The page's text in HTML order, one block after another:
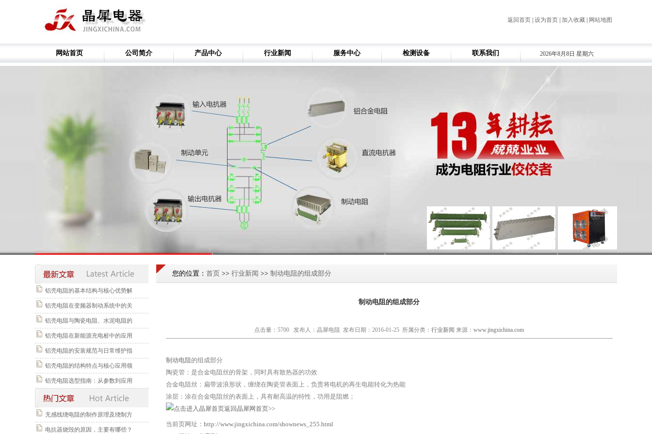
返回首页 设为首页 加入收藏 网站地图
网站首页 公司简介 产品中心 行业新闻 服务中心 检测设备 联系我们 2026年8月8日 星期六
铝壳电阻的基本结构与核心优势解
铝壳电阻在变频器制动系统中的关
铝壳电阻与陶瓷电阻、水泥电阻的
铝壳电阻在新能源充电桩中的应用
铝壳电阻的安装规范与日常维护指
铝壳电阻的结构特点与核心应用领
铝壳电阻选型指南：从参数到应用
无感线绕电阻的制作原理及绕制方
电抗器烧毁的原因，主要有哪些？
您的位置： 首页 >> 行业新闻 >> 制动电阻的组成部分
制动电阻的组成部分
点击量：5700 发布人：晶犀电阻 发布日期：2016-01-25 所属分类： 行业新闻 来源： www.jingxichina.com
制动电阻 的组成部分
陶瓷管：是合金电阻丝的骨架，同时具有散热器的功效
合金电阻丝：扁带波浪形状，缠绕在陶瓷管表面上，负责将电机的再生电能转化为热能
涂层：涂在合金电阻丝的表面上，具有耐高温的特性，功用是阻燃；
返回晶犀网首页>>
当前页网址： http://www.jingxichina.com/shownews_255.html